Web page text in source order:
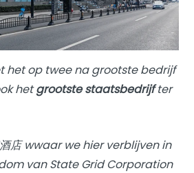
het op twee na grootste bedrijf
hetgrootste staatsbedrijfter
店 wwaar we hier verblijven in
van State Grid Corporation